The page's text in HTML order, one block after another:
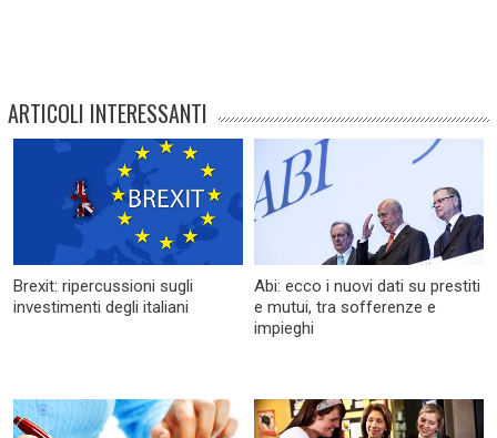
ARTICOLI INTERESSANTI
Brexit: ripercussioni sugli
investimenti degli italiani
Abi: ecco i nuovi dati su prestiti
e mutui, tra sofferenze e
impieghi